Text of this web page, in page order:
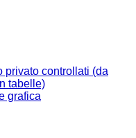
privato controllati (da
tabelle)
grafica